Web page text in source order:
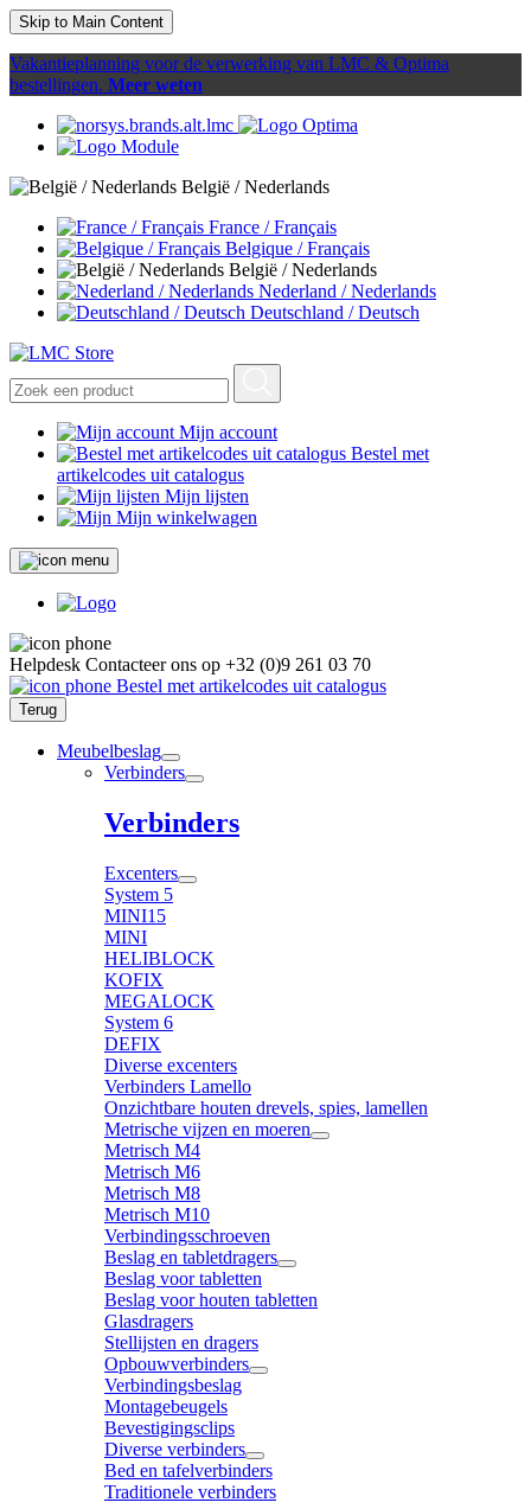
Skip to Main Content
Vakantieplanning voor de verwerking van LMC & Optima
bestellingen. Meer weten
België / Nederlands
France / Français
Belgique / Français
België / Nederlands
Nederland / Nederlands
Deutschland / Deutsch
Mijn account
Bestel met
artikelcodes uit catalogus
Mijn lijsten
Mijn winkelwagen
Helpdesk Contacteer ons op +32 (0)9 261 03 70
Bestel met artikelcodes uit catalogus
Terug
Meubelbeslag
Verbinders
Verbinders
Excenters
System 5
MINI15
MINI
HELIBLOCK
KOFIX
MEGALOCK
System 6
DEFIX
Diverse excenters
Verbinders Lamello
Onzichtbare houten drevels, spies, lamellen
Metrische vijzen en moeren
Metrisch M4
Metrisch M6
Metrisch M8
Metrisch M10
Verbindingsschroeven
Beslag en tabletdragers
Beslag voor tabletten
Beslag voor houten tabletten
Glasdragers
Stellijsten en dragers
Opbouwverbinders
Verbindingsbeslag
Montagebeugels
Bevestigingsclips
Diverse verbinders
Bed en tafelverbinders
Traditionele verbinders